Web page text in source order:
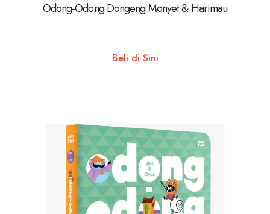
Odong-Odong Dongeng Monyet & Harimau
Beli di Sini